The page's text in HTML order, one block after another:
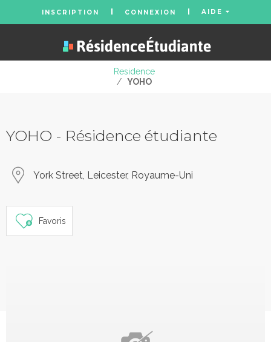
INSCRIPTION CONNEXION AIDE
Residence
/ YOHO
YOHO - Résidence étudiante
York Street, Leicester, Royaume-Uni
Favoris